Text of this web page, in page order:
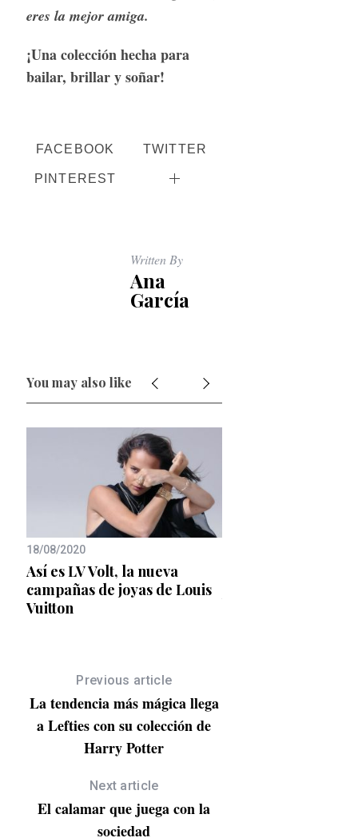
eres la mejor amiga.
¡Una colección hecha para
bailar, brillar y soñar!
FACEBOOK TWITTER
PINTEREST
Written By
Ana
García
You may also like
18/08/2020
Así es LV Volt, la nueva
campañas de joyas de Louis
Vuitton
Athleisure, el soft
Previous article
La tendencia más mágica llega
a Lefties con su colección de
Harry Potter
Next article
El calamar que juega con la
sociedad